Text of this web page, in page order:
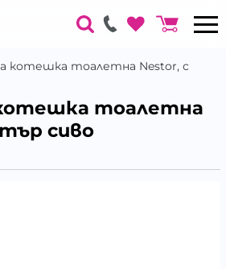
котешка тоалетна Nestor, с
тоалетна
сиво